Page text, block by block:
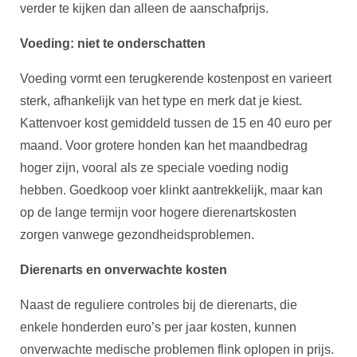
verder te kijken dan alleen de aanschafprijs.
Voeding: niet te onderschatten
Voeding vormt een terugkerende kostenpost en varieert
sterk, afhankelijk van het type en merk dat je kiest.
Kattenvoer kost gemiddeld tussen de 15 en 40 euro per
maand. Voor grotere honden kan het maandbedrag
hoger zijn, vooral als ze speciale voeding nodig
hebben. Goedkoop voer klinkt aantrekkelijk, maar kan
op de lange termijn voor hogere dierenartskosten
zorgen vanwege gezondheidsproblemen.
Dierenarts en onverwachte kosten
Naast de reguliere controles bij de dierenarts, die
enkele honderden euro’s per jaar kosten, kunnen
onverwachte medische problemen flink oplopen in prijs.